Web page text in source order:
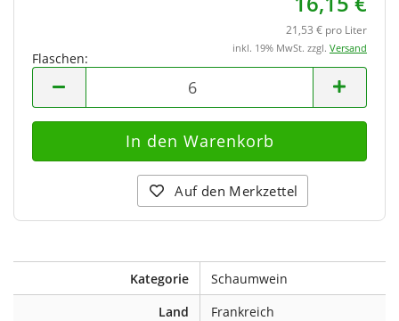
21,53 € pro Liter
inkl. 19% MwSt. zzgl. Versand
Flaschen:
Flaschen
Auf den Merkzettel
Kategorie
Schaumwein
Land
Frankreich